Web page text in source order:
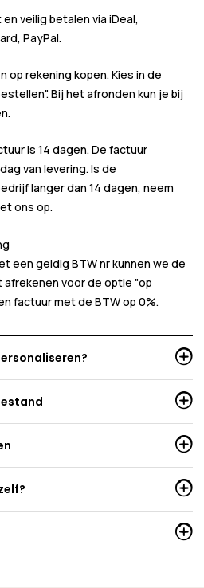
veilig betalen via iDeal,
PayPal.
op rekening kopen. Kies in de
. Bij het afronden kun je bij
is 14 dagen. De factuur
van levering. Is de
langer dan 14 dagen, neem
ons op.
een geldig BTW nr kunnen we de
afrekenen voor de optie "op
factuur met de BTW op 0%.